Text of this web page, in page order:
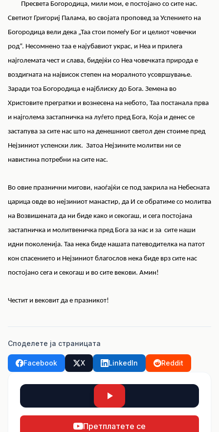
Пресвета Богородица, мили мои, е постојано со сите нас.
Светиот Григориј Палама, во својата проповед за Успението на
Богородица вели дека „Таа стои помеѓу Бог и целиот човечки
род“. Несомнено таа е најубавиот украс, и Неа и прилега
најголемата чест и слава, бидејќи со Неа човечката природа е
воздигната на највисок степен на моралното усовршување.
Заради тоа Богородица е најблиску до Бога. Земена во
Христовите прегратки и вознесена на небото, Таа постанала прва
и најголема застапничка на луѓето пред Бога, Која и денес се
застапува за сите нас што на денешниот светол ден стоиме пред
Нејзиниот успенски лик. Затоа Нејзините молитви ни се
навистина потребни на сите нас.
Во овие празнични мигови, наоѓајќи се под закрила на Небесната
царица овде во нејзиниот манастир, да И се обратиме со молитва
на Возвишената да ни биде како и секогаш, и сега постојана
застапничка и молитвеничка пред Бога за нас и за сите наши
идни поколенија. Таа нека биде нашата патеводителка на патот
кон спасението и Нејзиниот благослов нека биде врз сите нас
постојано сега и секогаш и во сите векови. Амин!
Честит и вековит да е празникот!
Споделете ја страницата
Facebook X LinkedIn Reddit
Претплатете се